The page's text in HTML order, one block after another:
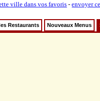
ville dans vos favoris -envoyer
Restaurants Nouveaux Menus